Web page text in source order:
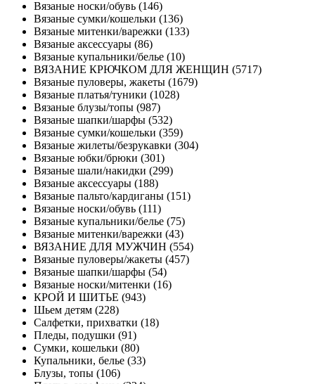
Вязаные носки/обувь (146)
Вязаные сумки/кошельки (136)
Вязаные митенки/варежки (133)
Вязаные аксессуары (86)
Вязаные купальники/белье (10)
ВЯЗАНИЕ КРЮЧКОМ ДЛЯ ЖЕНЩИН (5717)
Вязаные пуловеры, жакеты (1679)
Вязаные платья/туники (1028)
Вязаные блузы/топы (987)
Вязаные шапки/шарфы (532)
Вязаные сумки/кошельки (359)
Вязаные жилеты/безрукавки (304)
Вязаные юбки/брюки (301)
Вязаные шали/накидки (299)
Вязаные аксессуары (188)
Вязаные пальто/кардиганы (151)
Вязаные носки/обувь (111)
Вязаные купальники/белье (75)
Вязаные митенки/варежки (43)
ВЯЗАНИЕ ДЛЯ МУЖЧИН (554)
Вязаные пуловеры/жакеты (457)
Вязаные шапки/шарфы (54)
Вязаные носки/митенки (16)
КРОЙ И ШИТЬЕ (943)
Шьем детям (228)
Салфетки, прихватки (18)
Пледы, подушки (91)
Сумки, кошельки (80)
Купальники, белье (33)
Блузы, топы (106)